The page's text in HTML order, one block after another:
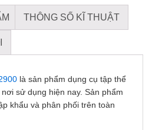
THÔNG SỐ KĨ THUẬT
là sản phẩm dụng cụ tập thể
sử dụng hiện nay. Sản phẩm
khẩu và phân phối trên toàn